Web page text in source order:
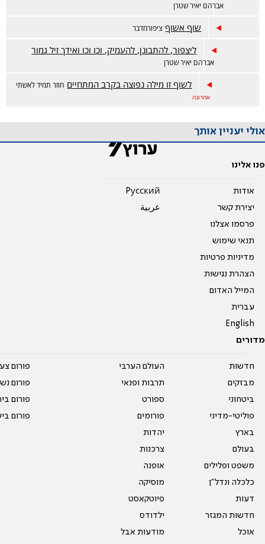
אברהם יאיר שטרן
שוף אשוף ציפורמדבר
ליצפור, להתבונן, להעמיק, וכו וכו ואידך זיל גמור
אברהם יאיר שטרן
לשוף זו מילה נפוצה בקרב המתחיים חוזר תמיד לאשתי
אחרונה
אולי יעניין אותך
פנו אלינו
אודות
יצירת קשר
פרסמו אצלנו
תנאי שימוש
מדיניות פרטיות
הצהרת נגישות
המייל האדום
עברית
English
Pусский
عربية
מדורים
חדשות
מבזקים
ביטחוני
פוליטי-מדיני
בארץ
בעולם
משפט ופלילים
כלכלה ונדל"ן
דעות
חדשות המגזר
אוכל
העולם הערבי
תרבות ופנאי
ספורט
פורומים
יהדות
צרכנות
אופנה
מוסיקה
פיוטקאסט
ילדודס
מודעות אבל
פורום
פורום
פורום
פורום